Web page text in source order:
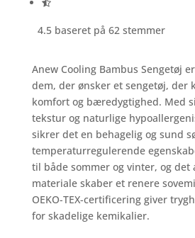
4.5 baseret på 62 stemmer
Anew Cooling Bambus Sengetøj
dem, der ønsker et sengetøj, der
komfort og bæredygtighed. Med
tekstur og naturlige
sikrer det en behagelig og sund
temperaturregulerende
til både sommer og vinter, og
materiale skaber et renere
OEKO-TEX-certificering giver
for skadelige kemikalier.